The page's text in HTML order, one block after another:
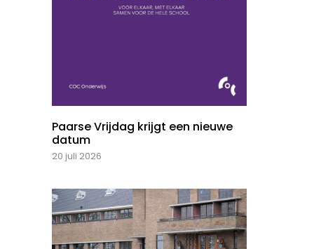
Paarse Vrijdag krijgt een nieuwe
datum
20 juli 2026